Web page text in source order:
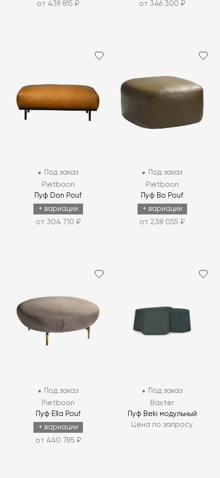
от 439 815 ₽
от 346 300 ₽
Под заказ
Pietboon
Пуф Don Pouf
+ вариации
от 304 710 ₽
Под заказ
Pietboon
Пуф Bo Pouf
+ вариации
от 238 055 ₽
Под заказ
Pietboon
Пуф Ella Pouf
+ вариации
от 440 785 ₽
Под заказ
Baxter
Пуф Beki модульный
Цена по запросу